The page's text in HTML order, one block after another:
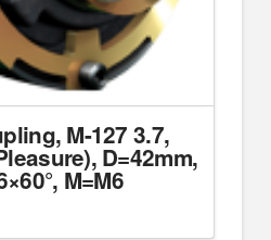
M-127 3.7,
D=42mm,
M=M6